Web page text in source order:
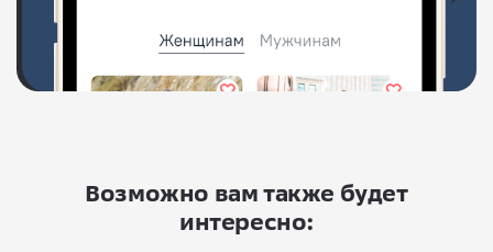
Возможно вам также будет
интересно: